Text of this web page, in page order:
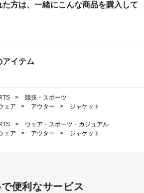
方は、一緒にこんな商品を購入して
アイテム
>
競技・スポーツ
ェア > アウター >
ジャケット
>
ウェア・スポーツ・カジュアル
ェア > アウター >
ジャケット
便利なサービス